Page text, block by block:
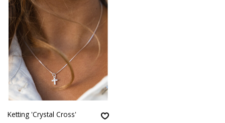
Ketting 'Crystal Cross'